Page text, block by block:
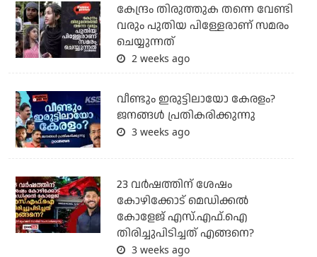
കേന്ദ്രം തിരുത്തുക തന്നെ വേണ്ടി
വരും പുതിയ പിള്ളേരാണ് സമരം
ചെയ്യുന്നത്
2 weeks ago
വീണ്ടും ഇരുട്ടിലായോ കേരളം?
ജനങ്ങൾ പ്രതികരിക്കുന്നു
3 weeks ago
23 വർഷത്തിന് ശേഷം
കോഴിക്കോട് മെഡിക്കൽ
കോളേജ് എസ്.എഫ്.ഐ
തിരിച്ചുപിടിച്ചത് എങ്ങനെ?
3 weeks ago